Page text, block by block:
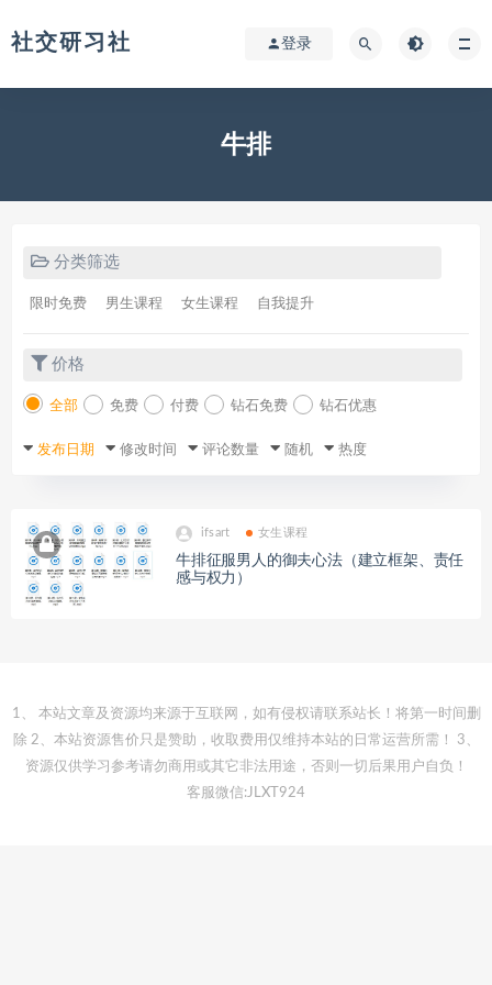
社交研习社 登录
牛排
分类筛选
限时免费 男生课程 女生课程 自我提升
价格
全部 免费 付费 钻石免费 钻石优惠
发布日期 修改时间 评论数量 随机 热度
ifsart 女生课程
牛排征服男人的御夫心法（建立框架、责任
感与权力）
1、 本站文章及资源均来源于互联网，如有侵权请联系站长！将第一时间删
除 2、本站资源售价只是赞助，收取费用仅维持本站的日常运营所需！ 3、
资源仅供学习参考请勿商用或其它非法用途，否则一切后果用户自负！
客服微信:JLXT924